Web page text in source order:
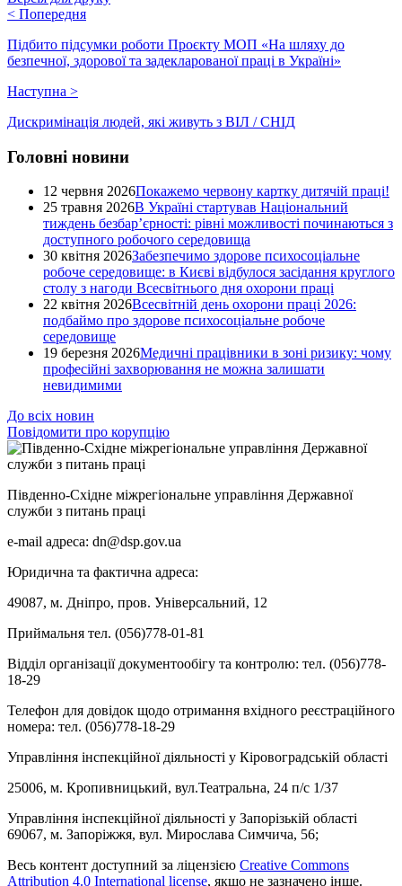
< Попередня
Підбито підсумки роботи Проєкту МОП «На шляху до
безпечної, здорової та задекларованої праці в Україні»
Наступна >
Дискримінація людей, які живуть з ВІЛ / СНІД
Головні новини
12 червня 2026Покажемо червону картку дитячій праці!
25 травня 2026В Україні стартував Національний
тиждень безбар’єрності: рівні можливості починаються з
доступного робочого середовища
30 квітня 2026Забезпечимо здорове психосоціальне
робоче середовище: в Києві відбулося засідання круглого
столу з нагоди Всесвітнього дня охорони праці
22 квітня 2026Всесвітній день охорони праці 2026:
подбаймо про здорове психосоціальне робоче
середовище
19 березня 2026Медичні працівники в зоні ризику: чому
професійні захворювання не можна залишати
невидимими
До всіх новин
Повідомити про корупцію
Південно-Східне міжрегіональне управління Державної
служби з питань праці
e-mail адреса: dn@dsp.gov.ua
Юридична та фактична адреса:
49087, м. Дніпро, пров. Універсальний, 12
Приймальня тел. (056)778-01-81
Відділ організації документообігу та контролю: тел. (056)778-
18-29
Телефон для довідок щодо отримання вхідного реєстраційного
номера: тел. (056)778-18-29
Управління інспекційної діяльності у Кіровоградській області
25006, м. Кропивницький, вул.Театральна, 24 п/с 1/37
Управління інспекційної діяльності у Запорізькій області
69067, м. Запоріжжя, вул. Мирослава Симчича, 56;
Весь контент доступний за ліцензією Creative Commons
Attribution 4.0 International license, якщо не зазначено інше.